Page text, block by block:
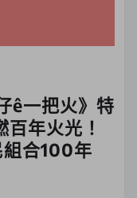
ê一把火》特
年火光！
合100年